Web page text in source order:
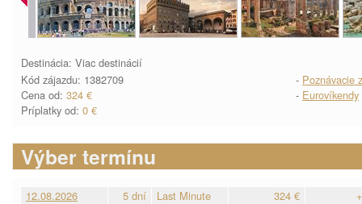
Destinácia: Viac destinácií
Kód zájazdu: 1382709
Cena od: 324 €
Príplatky od: 0 €
- Poznávacie
- Eurovíkendy
Výber termínu
12.08.2026 5 dní Last Minute 324 €